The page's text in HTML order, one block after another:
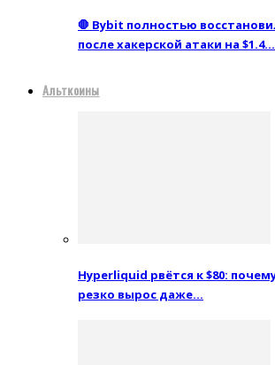
🛑 Bybit полностью
после хакерской атаки на $1.4…
Альткоины
Hyperliquid рвётся к $80:
резко вырос даже…